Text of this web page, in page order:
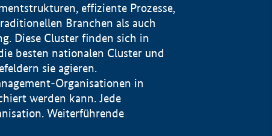
effiziente Prozesse,
Branchen als auch
Diese Cluster finden sich in
besten nationalen Cluster und
sie agieren.
Organisationen in
werden kann. Jede
Weiterführende